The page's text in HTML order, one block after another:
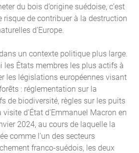
du bois d’origine suédoise, c’est
risque de contribuer à la destruction
d’Europe.
un contexte politique plus large.
les États membres les plus actifs à
les législations européennes visant
: réglementation sur la
de biodiversité, règles sur les puits
d’État d’Emmanuel Macron en
2024, au cours de laquelle la
comme l’un des secteurs
franco-suédois, les deux